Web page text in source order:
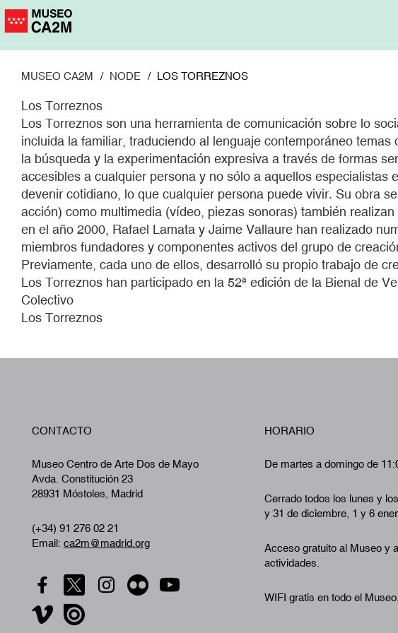
Pasar
MUSEO CA2M NODE LOS TORREZNOS
Los Torreznos
Los Torreznos son una herramienta de comunicación sobre lo
incluida la familiar, traduciendo al lenguaje contemporáneo
la búsqueda y la experimentación expresiva a través de formas
accesibles a cualquier persona y no sólo a aquellos
devenir cotidiano, lo que cualquier persona puede vivir. Su obra
acción) como multimedia (vídeo, piezas sonoras) también
en el año 2000, Rafael Lamata y Jaime Vallaure han realizado
miembros fundadores y componentes activos del grupo de
Previamente, cada uno de ellos, desarrolló su propio trabajo de
Los Torreznos han participado en la 52ª edición de la Bienal de
Colectivo
Los Torreznos
CONTACTO
Museo Centro de Arte Dos de Mayo
Avda. Constitución 23
28931 Móstoles, Madrid
(+34) 91 276 02 21
Email: ca2m@madrid.org
HORARIO
De martes a domingo de
Cerrado todos los lunes y
y 31 de diciembre, 1 y 6
Acceso gratuito al Museo y
actividades.
WIFI gratis en todo el Museo.